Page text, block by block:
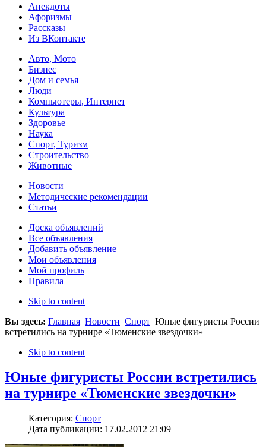
Анекдоты
Афоризмы
Рассказы
Из ВКонтакте
Авто, Мото
Бизнес
Дом и семья
Люди
Компьютеры, Интернет
Культура
Здоровье
Наука
Спорт, Туризм
Строительство
Животные
Новости
Методические рекомендации
Статьи
Доска объявлений
Все объявления
Добавить объявление
Мои объявления
Мой профиль
Правила
Skip to content
Вы здесь: Главная Новости Спорт Юные фигуристы России
встретились на турнире «Тюменские звездочки»
Skip to content
Юные фигуристы России встретились
на турнире «Тюменские звездочки»
Категория: Спорт
Дата публикации: 17.02.2012 21:09